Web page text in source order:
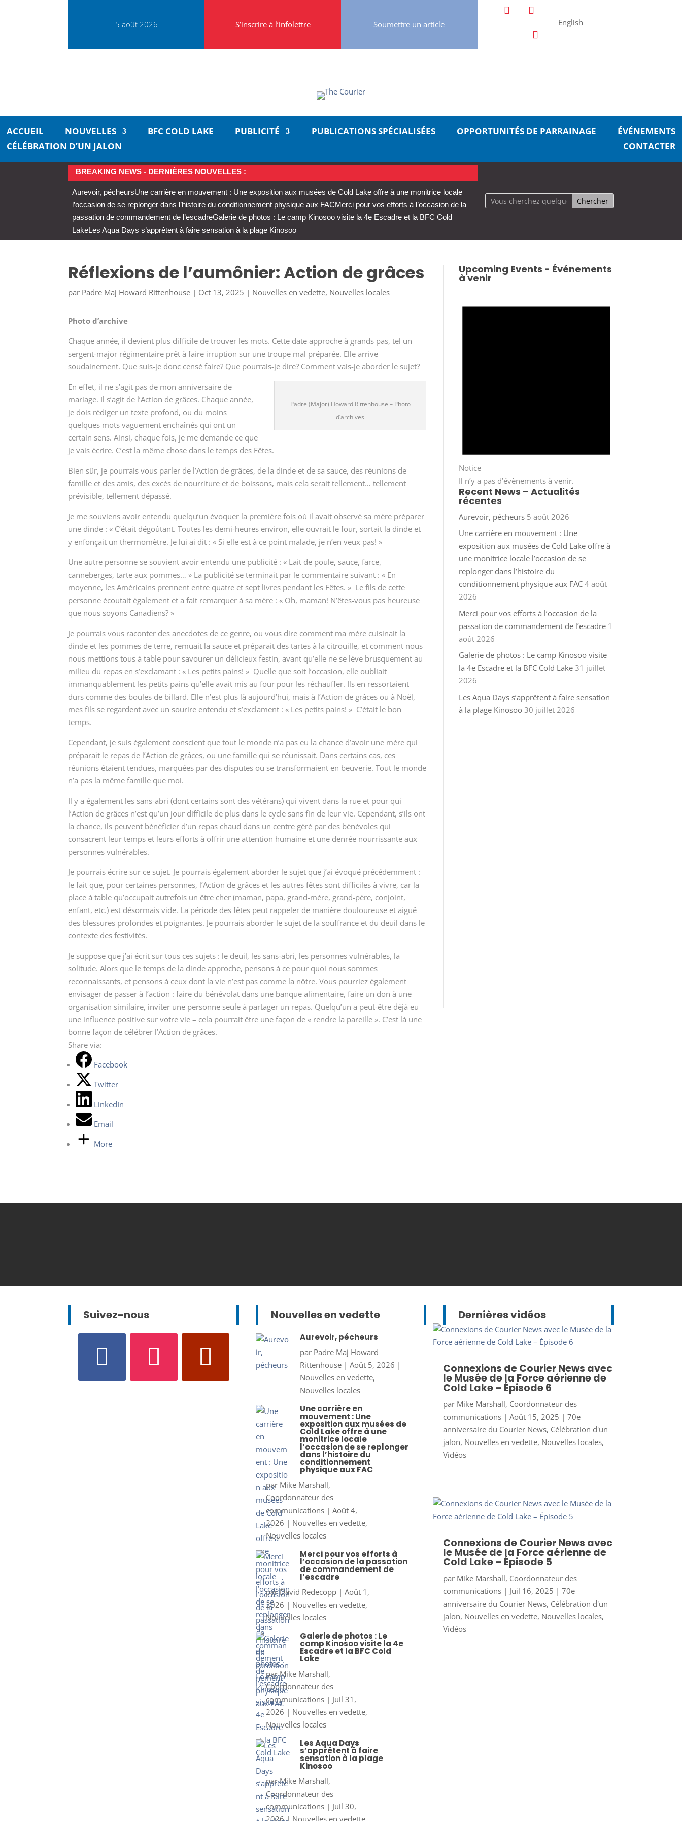
5 août 2026 S’inscrire à l’infolettre Soumettre un article English
ACCUEIL NOUVELLES BFC COLD LAKE PUBLICITÉ PUBLICATIONS SPÉCIALISÉES OPPORTUNITÉS DE PARRAINAGE
ÉVÉNEMENTS
CÉLÉBRATION D’UN JALON
CONTACTER
BREAKING NEWS - DERNIÈRES NOUVELLES :
Aurevoir, pécheursUne carrière en mouvement : Une exposition aux musées de Cold Lake offre à une monitrice locale
l’occasion de se replonger dans l’histoire du conditionnement physique aux FACMerci pour vos efforts à l’occasion de la
passation de commandement de l’escadreGalerie de photos : Le camp Kinosoo visite la 4e Escadre et la BFC Cold
LakeLes Aqua Days s’apprêtent à faire sensation à la plage Kinosoo
Réflexions de l’aumônier: Action de grâces
par Padre Maj Howard Rittenhouse | Oct 13, 2025 | Nouvelles en vedette, Nouvelles locales
Photo d’archive
Chaque année, il devient plus difficile de trouver les mots. Cette date approche à grands pas, tel un
sergent-major régimentaire prêt à faire irruption sur une troupe mal préparée. Elle arrive
soudainement. Que suis-je donc censé faire? Que pourrais-je dire? Comment vais-je aborder le sujet?
Padre (Major) Howard Rittenhouse – Photo
d’archives
En effet, il ne s’agit pas de mon anniversaire de
mariage. Il s’agit de l’Action de grâces. Chaque année,
je dois rédiger un texte profond, ou du moins
quelques mots vaguement enchaînés qui ont un
certain sens. Ainsi, chaque fois, je me demande ce que
je vais écrire. C’est la même chose dans le temps des Fêtes.
Bien sûr, je pourrais vous parler de l’Action de grâces, de la dinde et de sa sauce, des réunions de
famille et des amis, des excès de nourriture et de boissons, mais cela serait tellement… tellement
prévisible, tellement dépassé.
Je me souviens avoir entendu quelqu’un évoquer la première fois où il avait observé sa mère préparer
une dinde : « C’était dégoûtant. Toutes les demi-heures environ, elle ouvrait le four, sortait la dinde et
y enfonçait un thermomètre. Je lui ai dit : « Si elle est à ce point malade, je n’en veux pas! »
Une autre personne se souvient avoir entendu une publicité : « Lait de poule, sauce, farce,
canneberges, tarte aux pommes… » La publicité se terminait par le commentaire suivant : « En
moyenne, les Américains prennent entre quatre et sept livres pendant les Fêtes. » Le fils de cette
personne écoutait également et a fait remarquer à sa mère : « Oh, maman! N’êtes-vous pas heureuse
que nous soyons Canadiens? »
Je pourrais vous raconter des anecdotes de ce genre, ou vous dire comment ma mère cuisinait la
dinde et les pommes de terre, remuait la sauce et préparait des tartes à la citrouille, et comment nous
nous mettions tous à table pour savourer un délicieux festin, avant qu’elle ne se lève brusquement au
milieu du repas en s’exclamant : « Les petits pains! » Quelle que soit l’occasion, elle oubliait
immanquablement les petits pains qu’elle avait mis au four pour les réchauffer. Ils en ressortaient
durs comme des boules de billard. Elle n’est plus là aujourd’hui, mais à l’Action de grâces ou à Noël,
mes fils se regardent avec un sourire entendu et s’exclament : « Les petits pains! » C’était le bon
temps.
Cependant, je suis également conscient que tout le monde n’a pas eu la chance d’avoir une mère qui
préparait le repas de l’Action de grâces, ou une famille qui se réunissait. Dans certains cas, ces
réunions étaient tendues, marquées par des disputes ou se transformaient en beuverie. Tout le monde
n’a pas la même famille que moi.
Il y a également les sans-abri (dont certains sont des vétérans) qui vivent dans la rue et pour qui
l’Action de grâces n’est qu’un jour difficile de plus dans le cycle sans fin de leur vie. Cependant, s’ils ont
la chance, ils peuvent bénéficier d’un repas chaud dans un centre géré par des bénévoles qui
consacrent leur temps et leurs efforts à offrir une attention humaine et une denrée nourrissante aux
personnes vulnérables.
Je pourrais écrire sur ce sujet. Je pourrais également aborder le sujet que j’ai évoqué précédemment :
le fait que, pour certaines personnes, l’Action de grâces et les autres fêtes sont difficiles à vivre, car la
place à table qu’occupait autrefois un être cher (maman, papa, grand-mère, grand-père, conjoint,
enfant, etc.) est désormais vide. La période des fêtes peut rappeler de manière douloureuse et aiguë
des blessures profondes et poignantes. Je pourrais aborder le sujet de la souffrance et du deuil dans le
contexte des festivités.
Je suppose que j’ai écrit sur tous ces sujets : le deuil, les sans-abri, les personnes vulnérables, la
solitude. Alors que le temps de la dinde approche, pensons à ce pour quoi nous sommes
reconnaissants, et pensons à ceux dont la vie n’est pas comme la nôtre. Vous pourriez également
envisager de passer à l’action : faire du bénévolat dans une banque alimentaire, faire un don à une
organisation similaire, inviter une personne seule à partager un repas. Quelqu’un a peut-être déjà eu
une influence positive sur votre vie – cela pourrait être une façon de « rendre la pareille ». C’est là une
bonne façon de célébrer l’Action de grâces.
Share via:
Facebook
Twitter
LinkedIn
Email
More
Upcoming Events - Événements
à venir
Notice
Il n’y a pas d’évènements à venir.
Recent News – Actualités
récentes
Aurevoir, pécheurs 5 août 2026
Une carrière en mouvement : Une
exposition aux musées de Cold Lake offre à
une monitrice locale l’occasion de se
replonger dans l’histoire du
conditionnement physique aux FAC 4 août
2026
Merci pour vos efforts à l’occasion de la
passation de commandement de l’escadre 1
août 2026
Galerie de photos : Le camp Kinosoo visite
la 4e Escadre et la BFC Cold Lake 31 juillet
2026
Les Aqua Days s’apprêtent à faire sensation
à la plage Kinosoo 30 juillet 2026
Suivez-nous Nouvelles en vedette
Aurevoir, pécheurs
par Padre Maj Howard
Rittenhouse| Août 5, 2026 |
Nouvelles en vedette,
Nouvelles locales
Une carrière en
mouvement : Une
exposition aux musées de
Cold Lake offre à une
monitrice locale
l’occasion de se replonger
dans l’histoire du
conditionnement
physique aux FAC
par Mike Marshall,
Coordonnateur des
communications| Août 4,
2026 | Nouvelles en vedette,
Nouvelles locales
Merci pour vos efforts à
l’occasion de la passation
de commandement de
l’escadre
parDavid Redecopp| Août 1,
2026 | Nouvelles en vedette,
Nouvelles locales
Galerie de photos : Le
camp Kinosoo visite la 4e
Escadre et la BFC Cold
Lake
parMike Marshall,
Coordonnateur des
communications| Juil 31,
2026 | Nouvelles en vedette,
Nouvelles locales
Les Aqua Days
s’apprêtent à faire
sensation à la plage
Kinosoo
parMike Marshall,
Coordonnateur des
communications| Juil 30,
2026| Nouvelles en vedette,
Dernières vidéos
Connexions de Courier News avec
le Musée de la Force aérienne de
Cold Lake – Épisode 6
par Mike Marshall, Coordonnateur des
communications| Août 15, 2025 | 70e
anniversaire du Courier News, Célébration d'un
jalon, Nouvelles en vedette, Nouvelles locales,
Vidéos
Connexions de Courier News avec
le Musée de la Force aérienne de
Cold Lake – Épisode 5
par Mike Marshall, Coordonnateur des
communications| Juil 16, 2025 | 70e
anniversaire du Courier News, Célébration d'un
jalon, Nouvelles en vedette, Nouvelles locales,
Vidéos